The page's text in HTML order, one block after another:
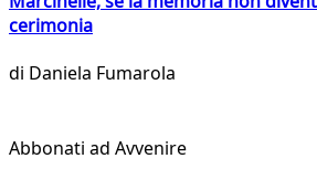
cerimonia
di Daniela Fumarola
Abbonati ad Avvenire